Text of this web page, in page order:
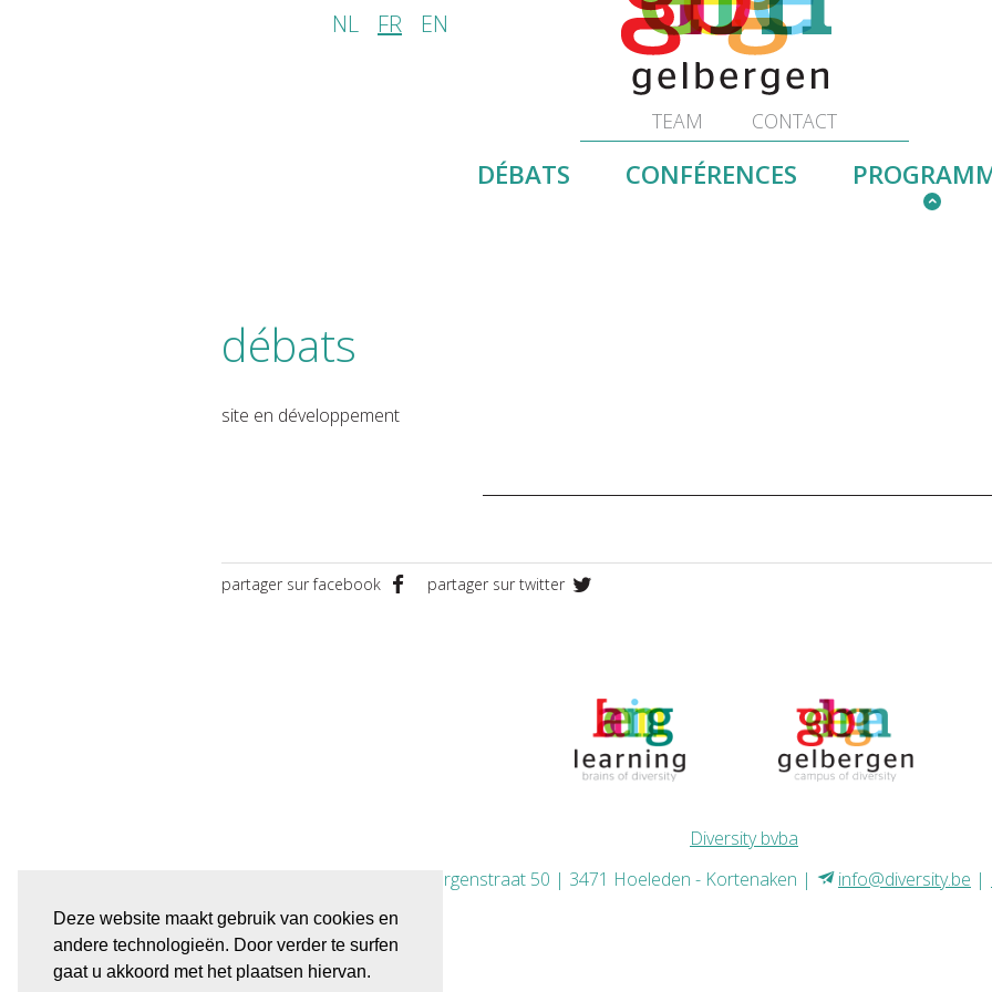
Deze website maakt gebruik van cookies en
andere technologieën. Door verder te surfen
gaat u akkoord met het plaatsen hiervan.
NL FR EN
TEAM CONTACT
DÉBATS CONFÉRENCES
débats
site en développement
partager sur facebook partager sur twitter
Diversity bvba
| Gelbergenstraat 50 | 3471 Hoeleden - Kortenaken
info@diversity.be